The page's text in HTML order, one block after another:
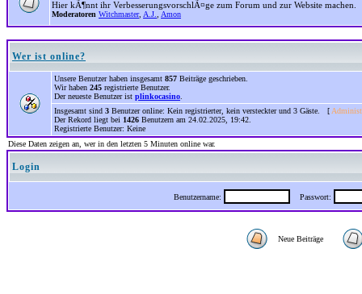
Hier kÃ¶nnt ihr VerbesserungsvorschlÃ¤ge zum Forum und zur Website machen.
Moderatoren Witchmaster, A.J. Amon
Wer ist online?
Unsere Benutzer haben insgesamt 857 Beiträge geschrieben.
Wir haben 245 registrierte Benutzer.
Der neueste Benutzer ist plinkocasino
Insgesamt sind 3 Benutzer online: Kein registrierter, kein versteckter und 3 Gäste. [
Der Rekord liegt bei 1426 Benutzern am 24.02.2025, 19:42.
Registrierte Benutzer: Keine
Diese Daten zeigen an, wer in den letzten 5 Minuten online war.
Login
Benutzername: Passwort:
Neue Beiträge